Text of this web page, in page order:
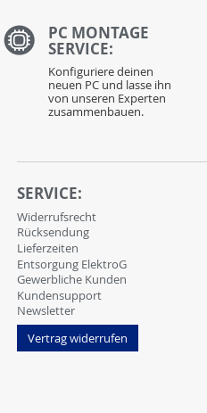
PC MONTAGE
SERVICE:
Konfiguriere deinen
neuen PC und lasse ihn
von unseren Experten
zusammenbauen.
SERVICE:
Widerrufsrecht
Rücksendung
Lieferzeiten
Entsorgung ElektroG
Gewerbliche Kunden
Kundensupport
Newsletter
Vertrag widerrufen